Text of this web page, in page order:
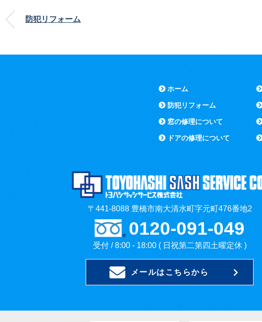
防犯リフォーム
ホーム
防犯リフォーム
窓の修理について
ドアの修理について
〒441-8088 豊橋市南大清水町字元町476番地2
0120-091-049
受付 / 8:00 - 18:00 ( 日祝第二第四土曜定休 )
メールはこちらから